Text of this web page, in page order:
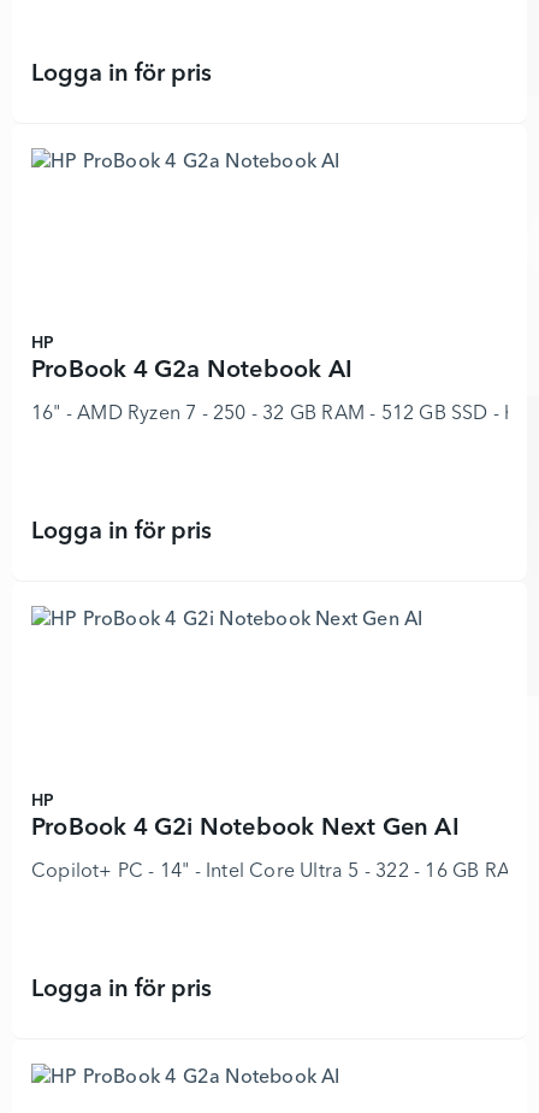
Logga in för prisEliteBook 8 G2i Notebook Next
HP
ProBook 4 G2a Notebook AI
16" - AMD Ryzen 7 - 250 - 32 GB RAM - 512 GB SSD -
Logga in för prisProBook 4 G2a Notebook AI -
HP
ProBook 4 G2i Notebook Next Gen AI
Copilot+ PC - 14" - Intel Core Ultra 5 - 322 - 16 GB RAM
Logga in för prisProBook 4 G2i Notebook Next Gen